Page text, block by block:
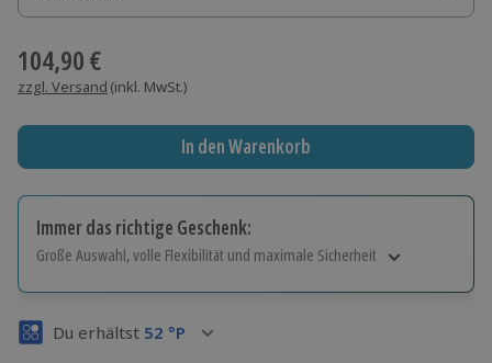
104,90 €
zzgl. Versand (inkl. MwSt.)
In den Warenkorb
Immer das richtige Geschenk:
Große Auswahl, volle Flexibilität und maximale Sicherheit
Volle Flexibilität
Du erhältst 52 °P